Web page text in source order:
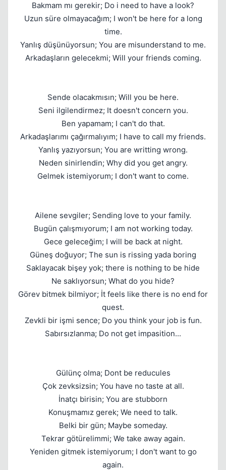
Bakmam mı gerekir; Do i need to have a look?
Uzun süre olmayacağım; I won't be here for a long
time.
Yanlış düşünüyorsun; You are misunderstand to me.
Arkadaşların gelecekmi; Will your friends coming.
Sende olacakmısın; Will you be here.
Seni ilgilendirmez; It doesn't concern you.
Ben yapamam; I can't do that.
Arkadaşlarımı çağırmalıyım; I have to call my friends.
Yanlış yazıyorsun; You are writting wrong.
Neden sinirlendin; Why did you get angry.
Gelmek istemiyorum; I don't want to come.
Ailene sevgiler; Sending love to your family.
Bugün çalışmıyorum; I am not working today.
Gece geleceğim; I will be back at night.
Güneş doğuyor; The sun is rissing yada boring
Saklayacak bişey yok; there is nothing to be hide
Ne saklıyorsun; What do you hide?
Görev bitmek bilmiyor; İt feels like there is no end for
quest.
Zevkli bir işmi sence; Do you think your job is fun.
Sabırsızlanma; Do not get impasition...
Gülünç olma; Dont be reducules
Çok zevksizsin; You have no taste at all.
İnatçı birisin; You are stubborn
Konuşmamız gerek; We need to talk.
Belki bir gün; Maybe someday.
Tekrar götürelimmi; We take away again.
Yeniden gitmek istemiyorum; I don't want to go
again.